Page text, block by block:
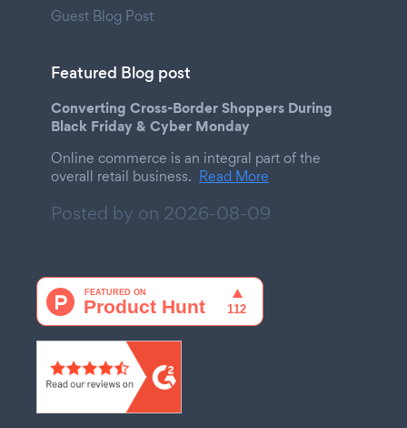
Guest Blog Post
Featured Blog post
Converting Cross-Border Shoppers During
Black Friday & Cyber Monday
Online commerce is an integral part of the
overall retail business. Read More
Posted by on 2026-08-09